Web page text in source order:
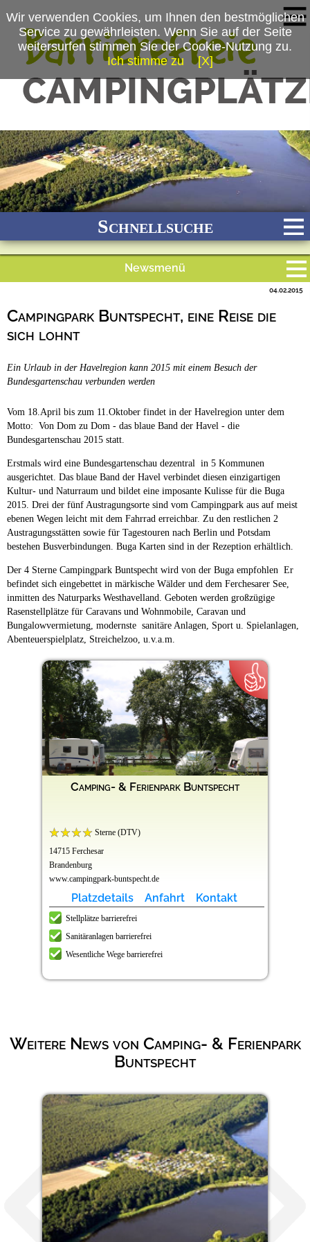
(c) Campingpark BuntspechtSchnellsuche
Ganzjährig geöffnet
Newsmenü
Campingplätze
Touristik
Campingpark Buntspecht, eine Reise die
sich lohnt
04.02.2015
Ein Urlaub in der Havelregion kann 2015 mit einem Besuch der
Bundesgartenschau verbunden werden
Vom 18.April bis zum 11.Oktober findet in der Havelregion unter dem
Motto: Von Dom zu Dom - das blaue Band der Havel - die
Bundesgartenschau 2015 statt.
Erstmals wird eine Bundesgartenschau dezentral in 5 Kommunen
ausgerichtet. Das blaue Band der Havel verbindet diesen einzigartigen
Kultur- und Naturraum und bildet eine imposante Kulisse für die Buga
2015. Drei der fünf Austragungsorte sind vom Campingpark aus auf meist
ebenen Wegen leicht mit dem Fahrrad erreichbar. Zu den restlichen 2
Austragungsstätten sowie für Tagestouren nach Berlin und Potsdam
bestehen Busverbindungen. Buga Karten sind in der Rezeption erhältlich.
Der 4 Sterne Campingpark Buntspecht wird von der Buga empfohlen Er
befindet sich eingebettet in märkische Wälder und dem Ferchesarer See,
inmitten des Naturparks Westhavelland. Geboten werden großzügige
Rasenstellplätze für Caravans und Wohnmobile, Caravan und
Bungalowvermietung, modernste sanitäre Anlagen, Sport u. Spielanlagen,
Abenteuerspielplatz, Streichelzoo, u.v.a.m.
Camping- & Ferienpark Buntspecht
Sterne (DTV)
14715 Ferchesar
Brandenburg
www.campingpark-buntspecht.de
Platzdetails Anfahrt Kontakt
Stellplätze barrierefrei
Sanitäranlagen barrierefrei
Wesentliche Wege barrierefrei
Weitere News von Camping- & Ferienpark
Buntspecht
Wir verwenden Cookies, um Ihnen den bestmöglichen
Service zu gewährleisten. Wenn Sie auf der Seite
weitersurfen stimmen Sie der Cookie-Nutzung zu.
Ich stimme zu
[X]